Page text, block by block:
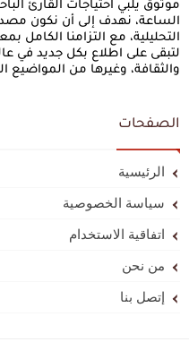
موثوق يلبي احتياجات القارئ
الساعة، نهدف إلى أن نكون مصدرًا
التحليلية، مع التزامنا الكامل
لتبقى على اطلاع بكل جديد في
والثقافة، وغيرها من المواضيع
الصفحات
الرئيسية
سياسة الخصوصية
اتفاقية الاستخدام
من نحن
إتصل بنا